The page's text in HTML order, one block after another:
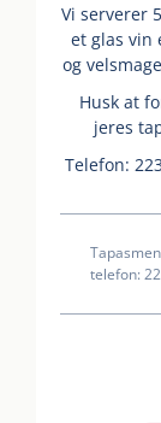
Vi serverer
et glas vin
og
Husk at
jeres
Telefon:
telefon: